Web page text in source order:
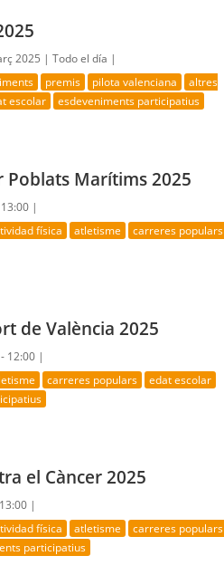
2025 |Todo el día |
premis pilota valenciana
altres
escolar esdeveniments participatius
Poblats Marítims 2025
|
física atletisme carreres populars
de València 2025
12:00 |
carreres populars
edat escolar
el Càncer 2025
|
física atletisme carreres populars
participatius